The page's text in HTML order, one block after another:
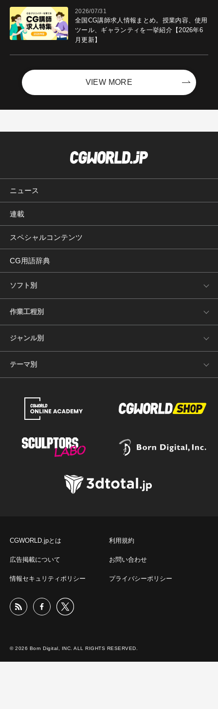
2026/07/31
全国CG講師求人情報まとめ。授業内容、使用
ツール、ギャランティを一挙紹介【2026年6
月更新】
VIEW MORE
ニュース
連載
スペシャルコンテンツ
CG用語辞典
ソフト別
作業工程別
ジャンル別
テーマ別
CGWORLD.jpとは 利用規約
広告掲載について お問い合わせ
情報セキュリティポリシー プライバシーポリシー
© 2026 Born Digital, INC. ALL RIGHTS RESERVED.